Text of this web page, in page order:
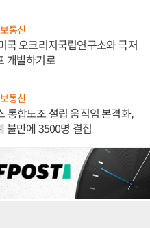
통신
국 오크리지국립연구소와 극저
개발하기로
통신
통합노조 설립 움직임 본격화,
불만에 3500명 결집